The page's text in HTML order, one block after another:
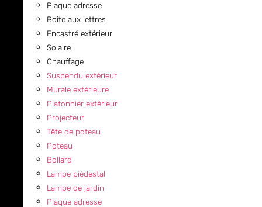
Plaque adresse
Boîte aux lettres
Encastré extérieur
Solaire
Chauffage
Suspendu extérieur
Murale extérieure
Plafonnier extérieur
Projecteur
Tête de poteau
Poteau
Bollard
Lampe piédestal
Lampe de jardin
Plaque adresse